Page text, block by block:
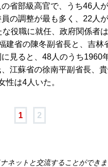
省部級高官で、うち46人
の調整が最も多く、22人
役職に就任、政府関係者
建省の陳冬副省長と、吉林
見ると、48人のうち1960
江蘇省の徐南平副省長、
性は4人いた。
1 2
ネットと交流することができま